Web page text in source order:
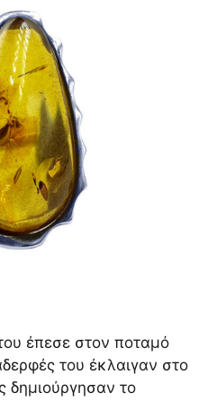
έπεσε στον ποταμό
του έκλαιγαν στο
δημιούργησαν το